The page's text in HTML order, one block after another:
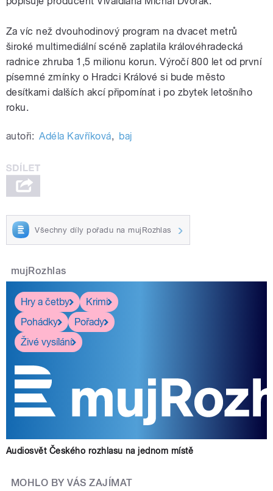
Za víc než dvouhodinový program na dvacet metrů
široké multimediální scéně zaplatila královéhradecká
radnice zhruba 1,5 milionu korun. Výročí 800 let od první
písemné zmínky o Hradci Králové si bude město
desítkami dalších akcí připomínat i po zbytek letošního
roku.
autoři: Adéla Kavříková, baj
Všechny díly pořadu na mujRozhlas
mujRozhlas
Hry a četby
Krimi
Pohádky
Pořady
Živé vysílání
Audiosvět Českého rozhlasu na jednom místě
MOHLO BY VÁS ZAJÍMAT